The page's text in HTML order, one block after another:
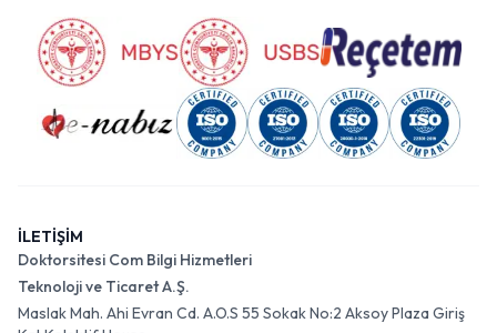
İLETİŞİM
Doktorsitesi Com Bilgi Hizmetleri
Teknoloji ve Ticaret A.Ş.
Maslak Mah. Ahi Evran Cd. A.O.S 55 Sokak No:2 Aksoy Plaza Giriş